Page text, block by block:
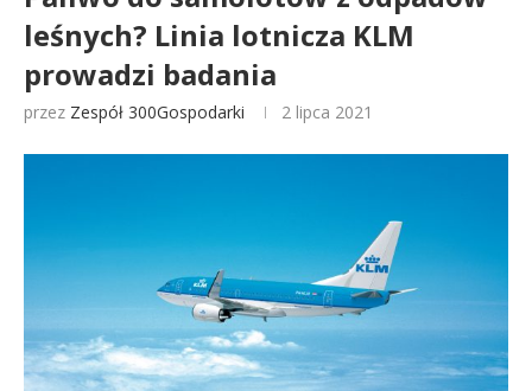
leśnych? Linia lotnicza KLM
prowadzi badania
przez Zespół 300Gospodarki 2 lipca 2021